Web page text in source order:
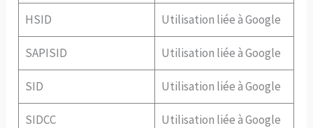
HSID Utilisation liée à Google
SAPISID Utilisation liée à Google
SID Utilisation liée à Google
SIDCC Utilisation liée à Google